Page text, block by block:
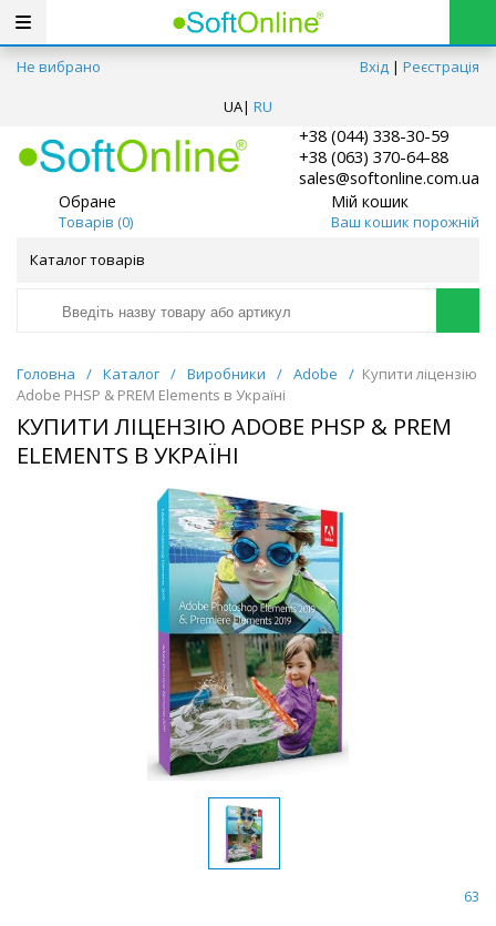
Не вибрано Вхід | Реєстрація
UA| RU
+38 (044) 338-30-59
+38 (063) 370-64-88
sales@softonline.com.ua
Обране
Товарів (0)
Мій кошик
Ваш кошик порожній
Каталог товарів
Головна / Каталог / Виробники / Adobe / Купити ліцензію
Adobe PHSP & PREM Elements в Україні
КУПИТИ ЛІЦЕНЗІЮ ADOBE PHSP & PREM
ELEMENTS В УКРАЇНІ
63